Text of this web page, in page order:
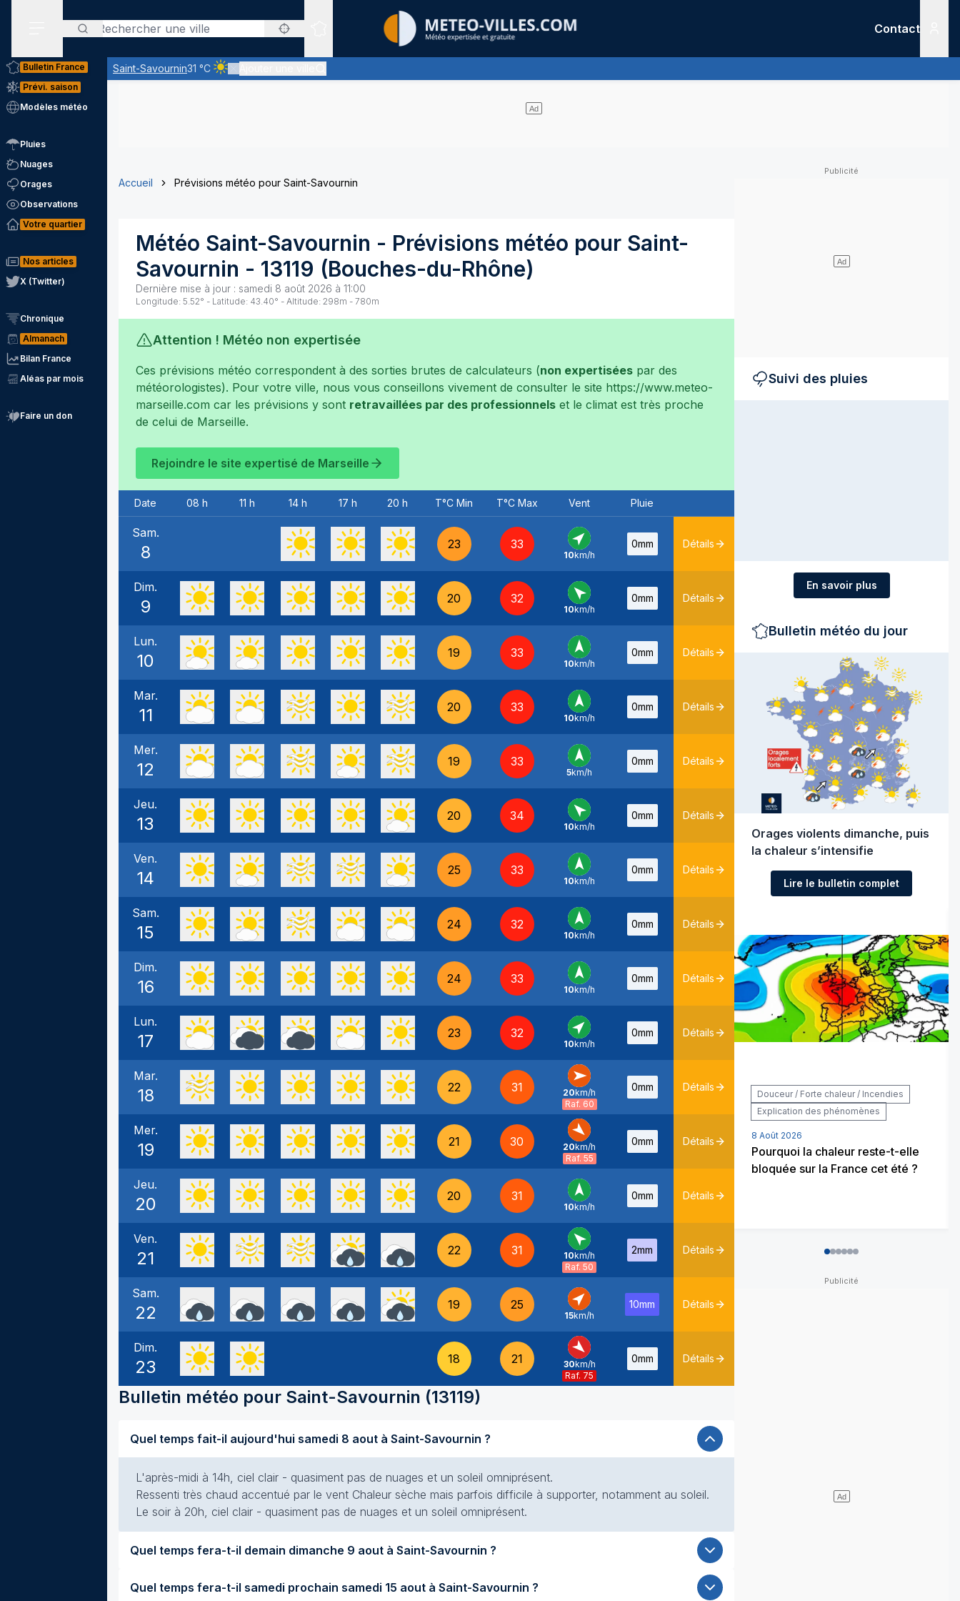
Rechercher
Sites expertis&eacute;s
Contact
Saint-Savournin31 °C
Ciel clair - quasiment pas de nuages et un soleil omniprésent
Bulletin France
Prévi. saison
Modèles météo
Pluies
Nuages
Orages
Observations
Votre quartier
Nos articles
X (Twitter)
Chronique
Almanach
Bilan France
Aléas par mois
Faire un don
Accueil Prévisions météo pour Saint-Savournin
Météo Saint-Savournin - Prévisions météo pour Saint-
Savournin - 13119 (Bouches-du-Rhône)
Dernière mise à jour : samedi 8 août 2026 à 11:00
Longitude: 5.52° - Latitude: 43.40° - Altitude: 298m - 780m
Attention ! Météo non expertisée
Ces prévisions météo correspondent à des sorties brutes de calculateurs (non expertisées par des
météorologistes). Pour votre ville, nous vous conseillons vivement de consulter le site https://www.meteo-
marseille.com car les prévisions y sont retravaillées par des professionnels et le climat est très proche
de celui de Marseille.
Rejoindre le site expertisé de Marseille
Date 08 h 11 h 14 h 17 h 20 h T°C Min T°C Max Vent Pluie
Sam.
8 23 33
SO -
10km/h
0mm Détails
Dim.
9 20 32
SE -
10km/h
0mm Détails
Lun.
10 19 33
S -
10km/h
0mm Détails
Mar.
11 20 33
S -
10km/h
0mm Détails
Mer.
12 19 33
S -
5km/h
0mm Détails
Jeu.
13 20 34
SE -
10km/h
0mm Détails
Ven.
14 25 33
S -
10km/h
0mm Détails
Sam.
15 24 32
S -
10km/h
0mm Détails
Dim.
16 24 33
S -
10km/h
0mm Détails
Lun.
17 23 32
SO -
10km/h
0mm Détails
Mar.
18 22 31
O -
20km/h
Raf. 60
0mm Détails
Mer.
19 21 30
NO -
20km/h
Raf. 55
0mm Détails
Jeu.
20 20 31
S -
10km/h
0mm Détails
Ven.
21 22 31
SE -
10km/h
Raf. 50
2mm Détails
Sam.
22 19 25
SO -
15km/h
10mm Détails
Dim.
23 18 21
NO -
30km/h
Raf. 75
0mm Détails
Bulletin météo pour Saint-Savournin (13119)
Quel temps fait-il aujourd'hui samedi 8 aout à Saint-Savournin ?
L'après-midi à 14h, ciel clair - quasiment pas de nuages et un soleil omniprésent.
Ressenti très chaud accentué par le vent Chaleur sèche mais parfois difficile à supporter, notamment au soleil.
Le soir à 20h, ciel clair - quasiment pas de nuages et un soleil omniprésent.
Quel temps fera-t-il demain dimanche 9 aout à Saint-Savournin ?
Quel temps fera-t-il samedi prochain samedi 15 aout à Saint-Savournin ?
Suivi des pluies
En savoir plus
Bulletin météo du jour
Orages violents dimanche, puis
la chaleur s’intensifie
Lire le bulletin complet
Douceur / Forte chaleur / Incendies
Explication des phénomènes
8 Août 2026
Pourquoi la chaleur reste-t-elle
bloquée sur la France cet été ?